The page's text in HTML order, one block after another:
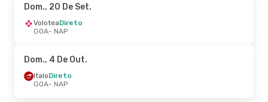
Dom., 20 De Set.
VoloteaDireto
GOA- NAP
Dom., 4 De Out.
ItaloDireto
GOA- NAP